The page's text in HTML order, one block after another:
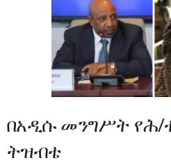
በአዲሱ መንግሥት
ትዝብቴ